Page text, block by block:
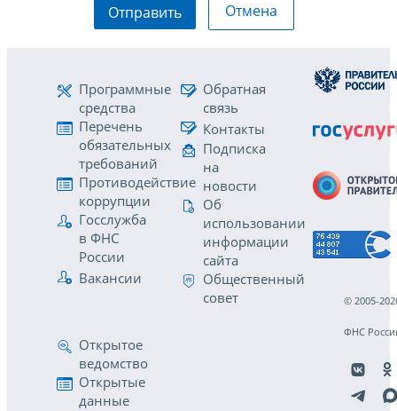
Отправить Отмена
Программные
средства
Перечень
обязательных
требований
Противодействие
коррупции
Госслужба
в ФНС
России
Вакансии
Обратная
связь
Контакты
Подписка
на
новости
Об
использовании
информации
сайта
Общественный
совет
Открытое
ведомство
Открытые
данные
© 2005-
ФНС